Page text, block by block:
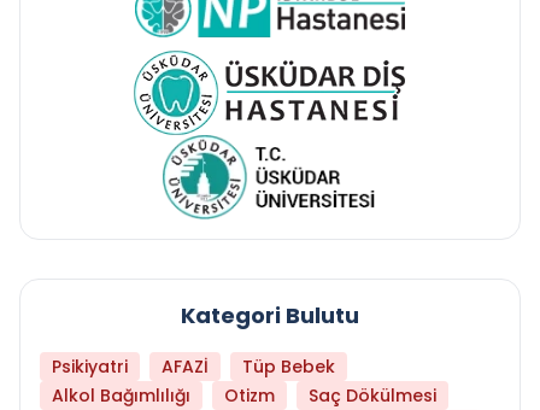
Kategori Bulutu
Psikiyatri AFAZİ
Tüp Bebek
Alkol Bağımlılığı
Otizm
Saç Dökülmesi